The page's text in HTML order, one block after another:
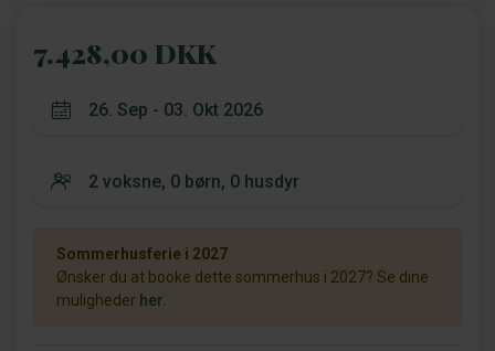
7.428,00 DKK
Sommerhusferie i 2027
Ønsker du at booke dette sommerhus i 2027? Se dine
muligheder her.